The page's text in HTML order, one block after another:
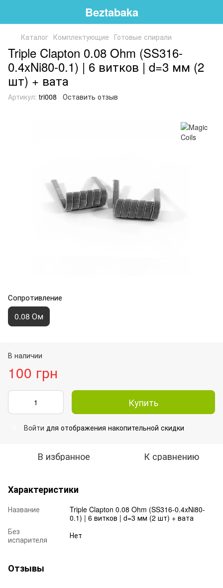
Beztabaka
Каталог Комплектующие Готовые спирали
Triple Clapton 0.08 Ohm (SS316-
0.4xNi80-0.1) | 6 витков | d=3 мм (2
шт) + вата
Артикул: tri008 Оставить отзыв
Сопротивление
0.08 Ом
В наличии
100 грн
Купить
Войти для отображения накопительной скидки
В избранное К сравнению
Характеристики
Название
Triple Clapton 0.08 Ohm (SS316-0.4xNi80-
0.1) | 6 витков | d=3 мм (2 шт) + вата
Без
испарителя
Нет
Отзывы